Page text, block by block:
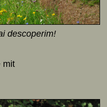
descoperim!